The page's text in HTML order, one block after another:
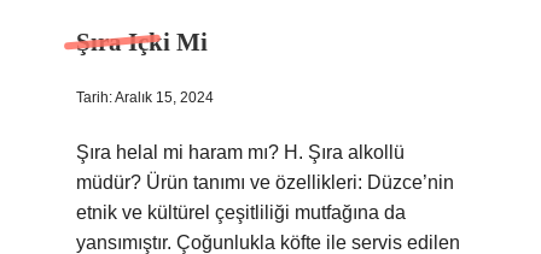
Şıra Içki Mi
Tarih: Aralık 15, 2024
Şıra helal mi haram mı? H. Şıra alkollü
müdür? Ürün tanımı ve özellikleri: Düzce’nin
etnik ve kültürel çeşitliliği mutfağına da
yansımıştır. Çoğunlukla köfte ile servis edilen